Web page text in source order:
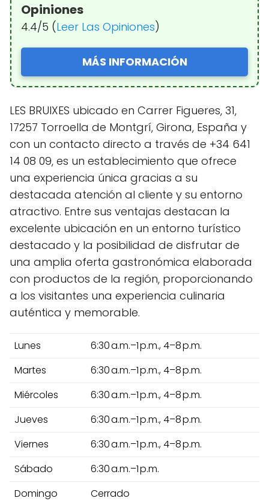
Opiniones
4.4/5 (Leer Las Opiniones)
MÁS INFORMACIÓN
LES BRUIXES ubicado en Carrer Figueres, 31,
17257 Torroella de Montgrí, Girona, España y
con un contacto directo a través de +34 641
14 08 09, es un establecimiento que ofrece
una experiencia única gracias a su
destacada atención al cliente y su entorno
atractivo. Entre sus ventajas destacan la
excelente ubicación en un entorno turístico
destacado y la posibilidad de disfrutar de
una amplia oferta gastronómica elaborada
con productos de la región, proporcionando
a los visitantes una experiencia culinaria
auténtica y memorable.
Lunes
6:30 a.m.–1 p.m., 4–8 p.m.
Martes
6:30 a.m.–1 p.m., 4–8 p.m.
Miércoles
6:30 a.m.–1 p.m., 4–8 p.m.
Jueves
6:30 a.m.–1 p.m., 4–8 p.m.
Viernes
6:30 a.m.–1 p.m., 4–8 p.m.
Sábado
6:30 a.m.–1 p.m.
Domingo
Cerrado